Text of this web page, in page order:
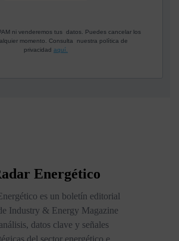
ni venderemos tus datos. Puedes cancelar los
momento. Consulta nuestra política de
privacidad aquí.